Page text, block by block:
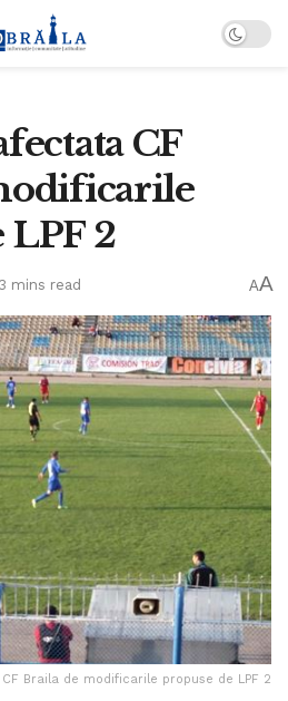
CF
LPF 2
mins read AA
Braila de modificarile propuse de LPF 2